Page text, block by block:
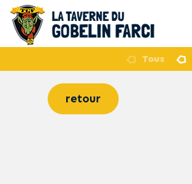
Tous
retour